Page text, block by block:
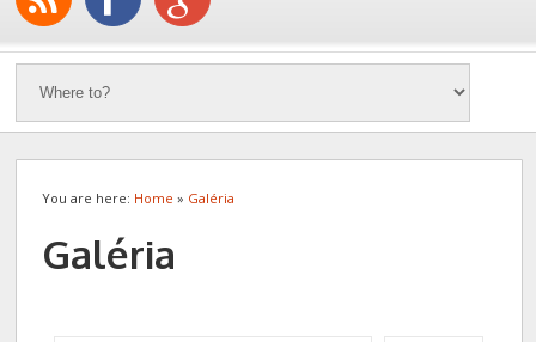
You are here: Home » Galéria
Galéria